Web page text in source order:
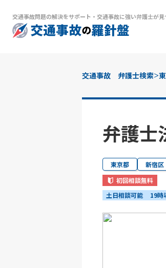
交通事故問題の解決をサポート ・ 交通事故に強い弁護士が
交通事故 弁護士検索>
弁護士
東京都 新宿区
初回相談無料
土日相談可能
19時